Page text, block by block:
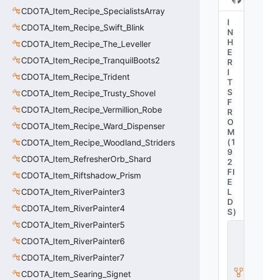
CDOTA_Item_Recipe_SpecialistsArray
CDOTA_Item_Recipe_Swift_Blink
CDOTA_Item_Recipe_The_Leveller
CDOTA_Item_Recipe_TranquilBoots2
CDOTA_Item_Recipe_Trident
CDOTA_Item_Recipe_Trusty_Shovel
CDOTA_Item_Recipe_Vermillion_Robe
CDOTA_Item_Recipe_Ward_Dispenser
CDOTA_Item_Recipe_Woodland_Striders
CDOTA_Item_RefresherOrb_Shard
CDOTA_Item_Riftshadow_Prism
CDOTA_Item_RiverPainter3
CDOTA_Item_RiverPainter4
CDOTA_Item_RiverPainter5
CDOTA_Item_RiverPainter6
CDOTA_Item_RiverPainter7
CDOTA_Item_Searing_Signet
I
N
H
E
R
I
T
S
F
R
O
M
(1
9
2
FI
E
L
D
S)